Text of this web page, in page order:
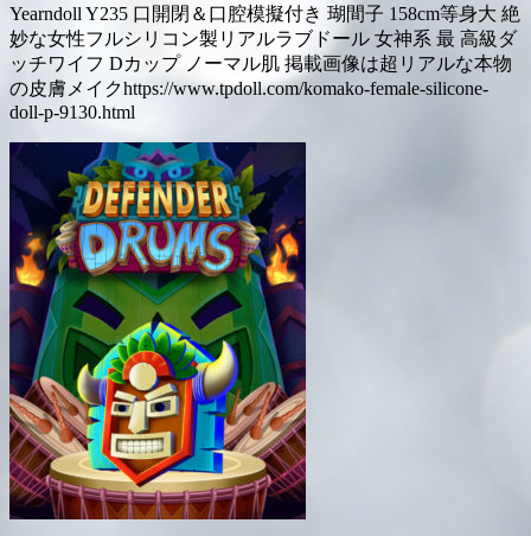
Yearndoll Y235 口開閉＆口腔模擬付き 瑚間子 158cm等身大 絶
妙な女性フルシリコン製リアルラブドール 女神系 最 高級ダ
ッチワイフ Dカップ ノーマル肌 掲載画像は超リアルな本物
の皮膚メイクhttps://www.tpdoll.com/komako-female-silicone-
doll-p-9130.html